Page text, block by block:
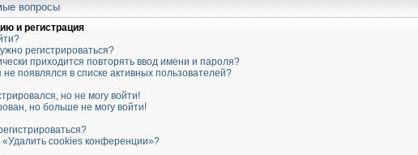
вопросы
и регистрация
регистрироваться?
приходится повторять ввод имени и пароля?
не появлялся в списке активных пользователей?
но не могу войти!
но больше не могу войти!
cookies конференции»?